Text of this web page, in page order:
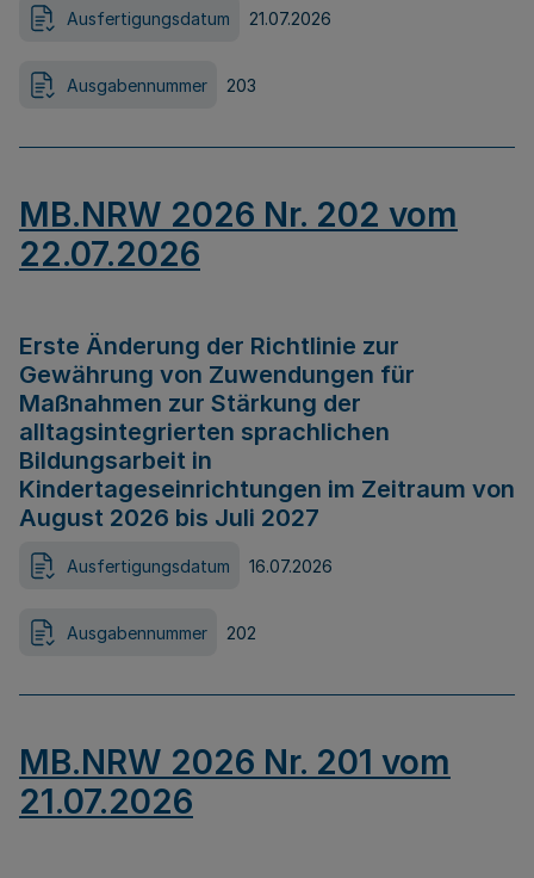
Ausfertigungsdatum 21.07.2026
Ausgabennummer 203
MB.NRW 2026 Nr. 202 vom
22.07.2026
Erste Änderung der Richtlinie zur
Gewährung von Zuwendungen für
Maßnahmen zur Stärkung der
alltagsintegrierten sprachlichen
Bildungsarbeit in
Kindertageseinrichtungen im Zeitraum von
August 2026 bis Juli 2027
Ausfertigungsdatum 16.07.2026
Ausgabennummer 202
MB.NRW 2026 Nr. 201 vom
21.07.2026